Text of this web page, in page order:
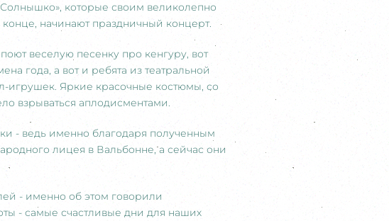
которые своим великолепно
начинают праздничный концерт.
веселую песенку про кенгуру, вот
года, а вот и ребята из театральной
игрушек. Яркие красочные костюмы, со
взрываться аплодисментами.
- ведь именно благодаря полученным
лицея в Вальбонне, а сейчас они
- именно об этом говорили
- самые счастливые дни для наших